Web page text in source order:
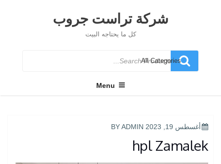
شركة تراست جروب
كل ما يحتاجه البيت
Search
for
Menu
POSTED
أغسطس 19, 2023 ADMIN
hpl Zamalek